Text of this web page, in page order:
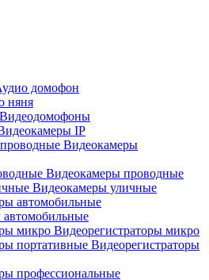
домофон
няня
Видеодомофоны
IP
Видеокамеры
Видеокамеры проводные
Видеокамеры уличные
автомобильные
Видеорегистраторы микро
Видеорегистраторы